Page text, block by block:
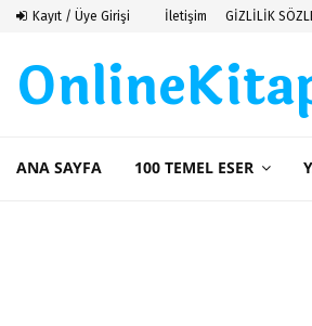
Kayıt / Üye Girişi İletişim GİZLİLİK
Budayıcıoğlu
ANA SAYFA 100 TEMEL ESER